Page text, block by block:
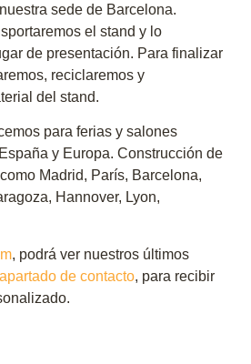
sede de Barcelona.
el stand y lo
de presentación. Para finalizar
reciclaremos y
del stand.
para ferias y salones
y Europa. Construcción de
Madrid, París, Barcelona,
Hannover, Lyon,
, podrá ver nuestros últimos
apartado de contacto, para recibir